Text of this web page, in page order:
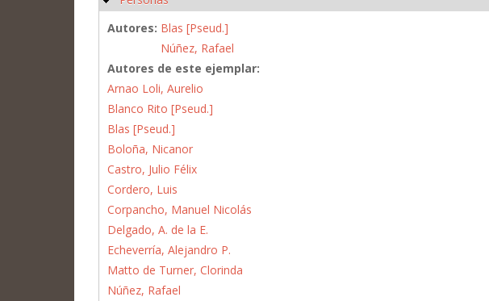
Autores: Blas [Pseud.]
Núñez, Rafael
Autores de este ejemplar:
Arnao Loli, Aurelio
Blanco Rito [Pseud.]
Blas [Pseud.]
Boloña, Nicanor
Castro, Julio Félix
Cordero, Luis
Corpancho, Manuel Nicolás
Delgado, A. de la E.
Echeverría, Alejandro P.
Matto de Turner, Clorinda
Núñez, Rafael